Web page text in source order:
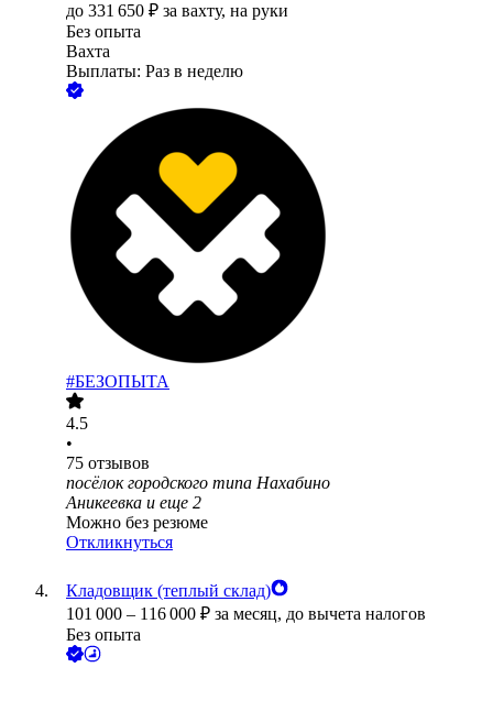
до 331 650 ₽ за вахту, на руки
Без опыта
Вахта
Выплаты: Раз в неделю
#БЕЗОПЫТА
4.5
•
75 отзывов
посёлок городского типа Нахабино
Аникеевка и еще 2
Можно без резюме
Откликнуться
Кладовщик (теплый склад)
101 000 – 116 000 ₽ за месяц, до вычета налогов
Без опыта